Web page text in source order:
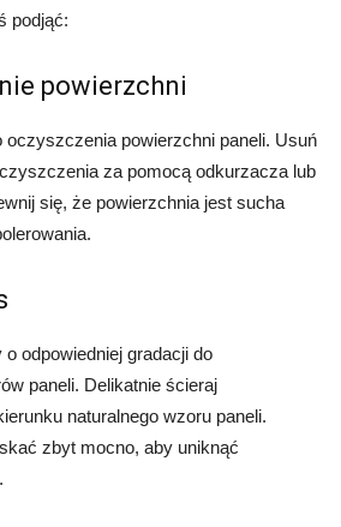
podjąć:
powierzchni
oczyszczenia powierzchni paneli. Usuń
za pomocą odkurzacza lub
się, że powierzchnia jest sucha
o odpowiedniej gradacji do
paneli. Delikatnie ścieraj
naturalnego wzoru paneli.
zbyt mocno, aby uniknąć